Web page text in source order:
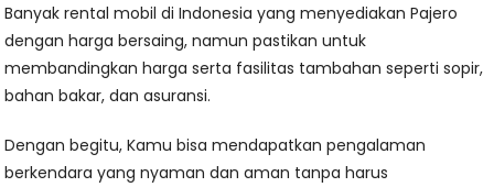
Banyak rental mobil di Indonesia yang menyediakan Pajero
dengan harga bersaing, namun pastikan untuk
membandingkan harga serta fasilitas tambahan seperti sopir,
bahan bakar, dan asuransi.
Dengan begitu, Kamu bisa mendapatkan pengalaman
berkendara yang nyaman dan aman tanpa harus